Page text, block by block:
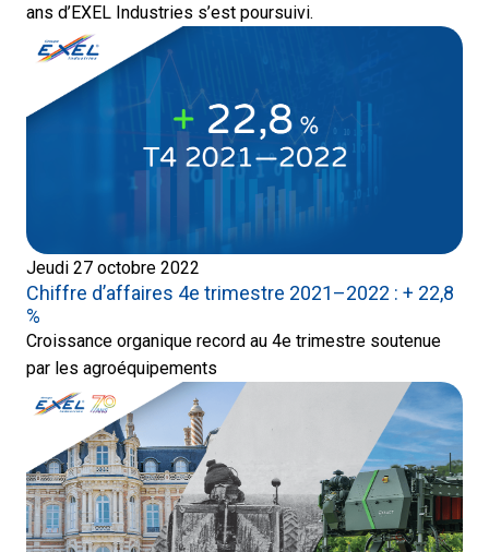
ans d’EXEL Industries s’est poursuivi.
Jeudi 27 octobre 2022
Chiffre d’affaires 4e trimestre 2021–2022 : + 22,8
%
Croissance organique record au 4e trimestre soutenue
par les agroéquipements